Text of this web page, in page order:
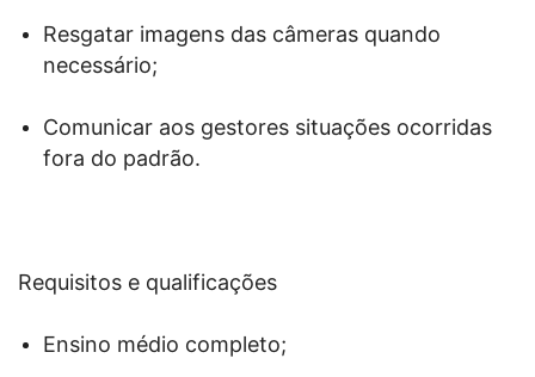
Resgatar imagens das câmeras quando
necessário;
Comunicar aos gestores situações ocorridas
fora do padrão.
Requisitos e qualificações
Ensino médio completo;